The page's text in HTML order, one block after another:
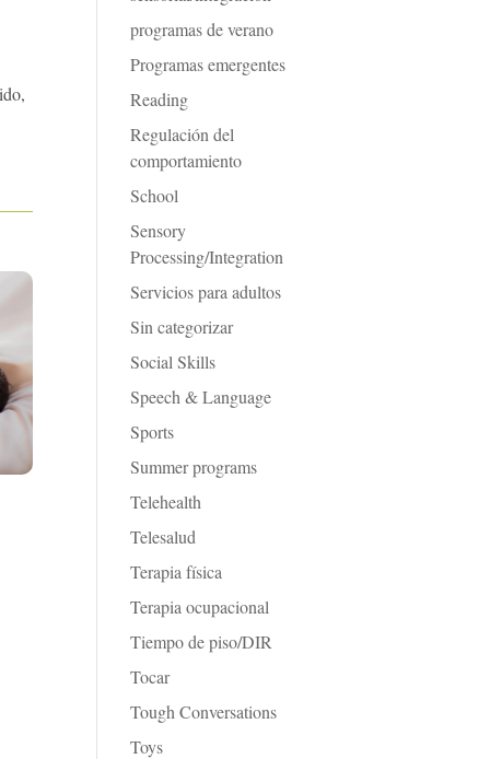
programas de verano
Programas emergentes
Reading
Regulación del
comportamiento
School
Sensory
Processing/Integration
Servicios para adultos
Sin categorizar
Social Skills
Speech & Language
Sports
Summer programs
Telehealth
Telesalud
Terapia física
Terapia ocupacional
Tiempo de piso/DIR
Tocar
Tough Conversations
Toys